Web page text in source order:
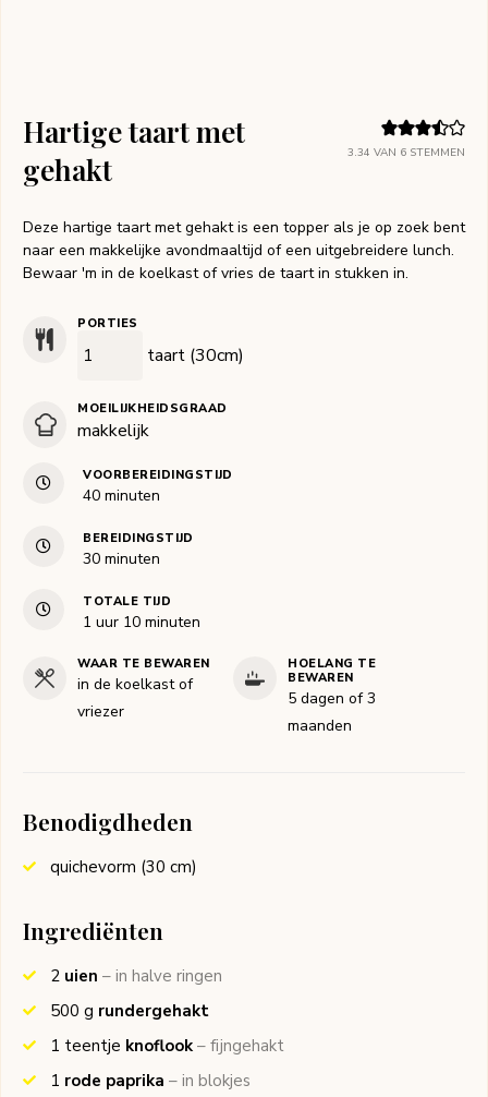
3.34 VAN 6 STEMMEN
Hartige taart met
gehakt
Deze hartige taart met gehakt is een topper als je op zoek bent
naar een makkelijke avondmaaltijd of een uitgebreidere lunch.
Bewaar 'm in de koelkast of vries de taart in stukken in.
PORTIES
taart (30cm)
MOEILIJKHEIDSGRAAD
makkelijk
VOORBEREIDINGSTIJD
40minuten
minuten
BEREIDINGSTIJD
30minuten
minuten
TOTALE TIJD
1 uur
uur 10minuten
minuten
WAAR TE BEWAREN
in de koelkast of
vriezer
HOELANG TE
BEWAREN
5 dagen of 3
maanden
Benodigdheden
quichevorm (30 cm)
Ingrediënten
2 uien – in halve ringen
500 g rundergehakt
1 teentje knoflook – fijngehakt
1 rode paprika – in blokjes